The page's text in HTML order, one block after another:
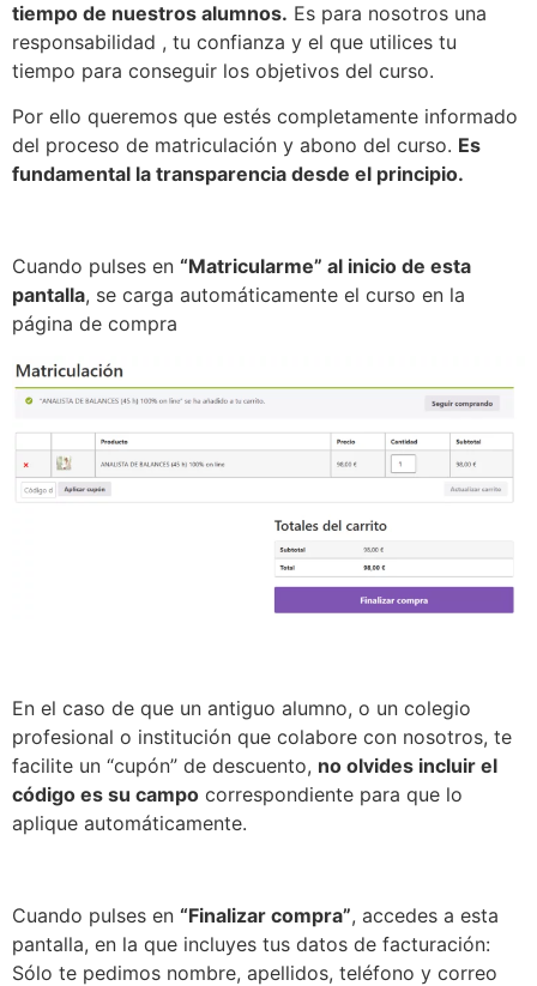
tiempo de nuestros alumnos. Es para nosotros una
responsabilidad , tu confianza y el que utilices tu
tiempo para conseguir los objetivos del curso.
Por ello queremos que estés completamente informado
del proceso de matriculación y abono del curso. Es
fundamental la transparencia desde el principio.
Cuando pulses en “Matricularme” al inicio de esta
pantalla, se carga automáticamente el curso en la
página de compra
En el caso de que un antiguo alumno, o un colegio
profesional o institución que colabore con nosotros, te
facilite un “cupón” de descuento, no olvides incluir el
código es su campo correspondiente para que lo
aplique automáticamente.
Cuando pulses en “Finalizar compra”, accedes a esta
pantalla, en la que incluyes tus datos de facturación:
Sólo te pedimos nombre, apellidos, teléfono y correo